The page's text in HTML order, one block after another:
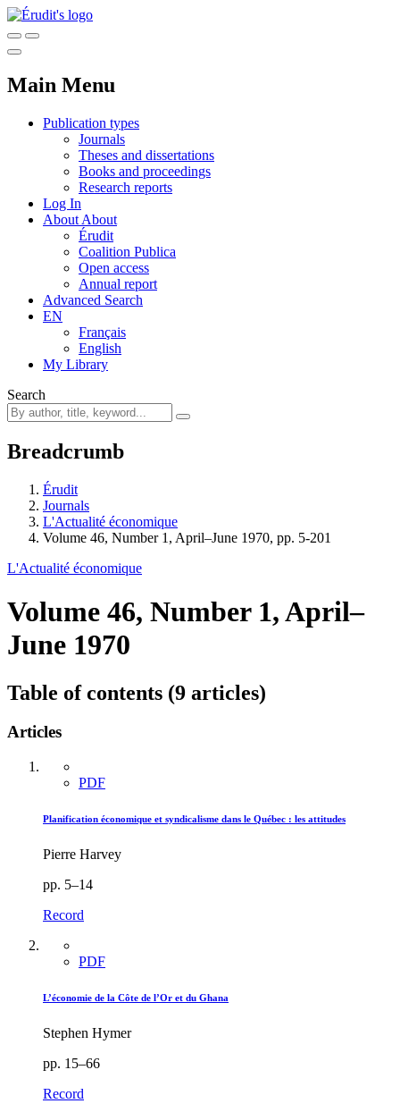
Main Menu
Publication types
Journals
Theses and dissertations
Books and proceedings
Research reports
Log In
About About
Érudit
Coalition Publica
Open access
Annual report
Advanced Search
EN
Français
English
My Library
Search
Breadcrumb
Érudit
Journals
L'Actualité économique
Volume 46, Number 1, April–June 1970, pp. 5-201
L'Actualité économique
Volume 46, Number 1, April–
June 1970
Table of contents (9 articles)
Articles
PDF
Planification économique et syndicalisme dans le Québec : les attitudes
Pierre Harvey
pp. 5–14
Record
PDF
L’économie de la Côte de l’Or et du Ghana
Stephen Hymer
pp. 15–66
Record